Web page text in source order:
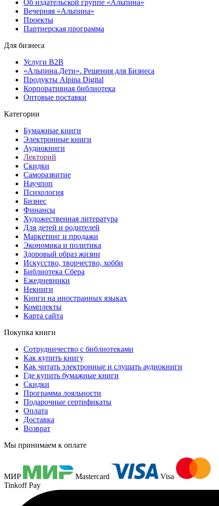
Об издательской группе «Альпина»
Вечерняя «Альпина»
Проекты
Партнерская программа
Для бизнеса
Услуги B2B
«Альпина.Дети». Решения для Бизнеса
Продукты Alpina Digital
Корпоративная библиотека
Оптовые поставки
Категории
Бумажные книги
Электронные книги
Аудиокниги
Лекторий
Скидки
Саморазвитие
Научпоп
Психология
Бизнес
Финансы
Художественная литература
Для детей и родителей
Маркетинг и продажи
Экономика и политика
Здоровый образ жизни
Искусство, творчество, хобби
Библиотека Сбера
Ежедневники
Некниги
Книги на иностранных языках
Комплекты
Карта сайта
Покупка книги
Сотрудничество с библиотеками
Как купить книгу
Как читать электронные и слушать аудиокниги
Где купить бумажные книги
Скидки
Программа лояльности
Подарочные сертификаты
Оплата
Доставка
Возврат
Мы принимаем к оплате
МИР Mastercard
Visa
Tinkoff Pay